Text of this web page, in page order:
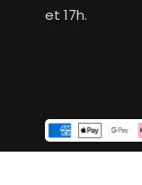
et 17h.